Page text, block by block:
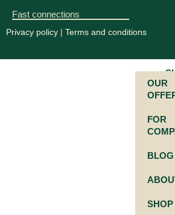
Fast connections
Privacy policy | Terms and conditions
OUR
FOR
BLOG
SHOP